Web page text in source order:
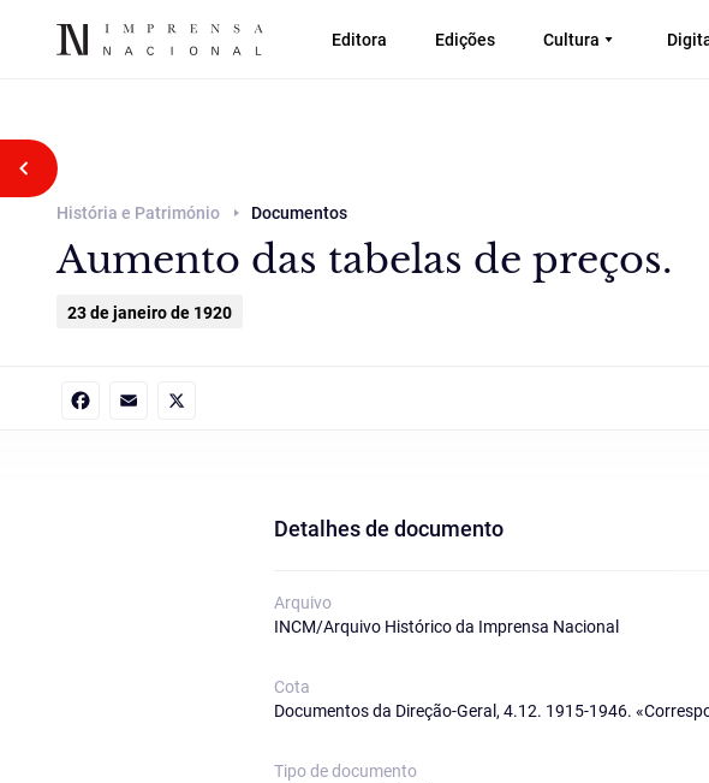
Editora Edições Cultura
Voltar atrás
História e Património Documentos
Aumento das tabelas de preços.
23 de janeiro de 1920
Detalhes de documento
Arquivo
INCM/Arquivo Histórico da Imprensa Nacional
Cota
Documentos da Direção-Geral, 4.12. 1915-1946.
Tipo de documento